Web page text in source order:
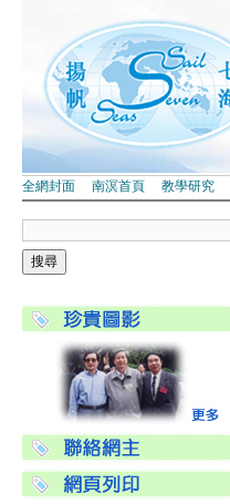
全網封面 南溟首頁 教學研究